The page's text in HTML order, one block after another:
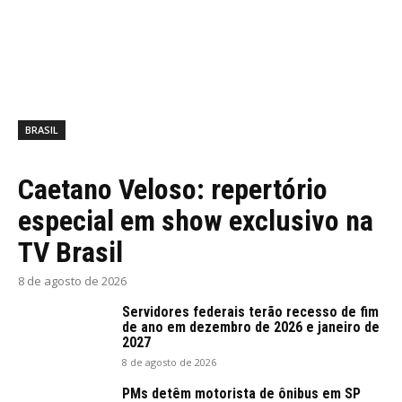
BRASIL
Caetano Veloso: repertório
especial em show exclusivo na
TV Brasil
8 de agosto de 2026
Servidores federais terão recesso de fim
de ano em dezembro de 2026 e janeiro de
2027
8 de agosto de 2026
PMs detêm motorista de ônibus em SP